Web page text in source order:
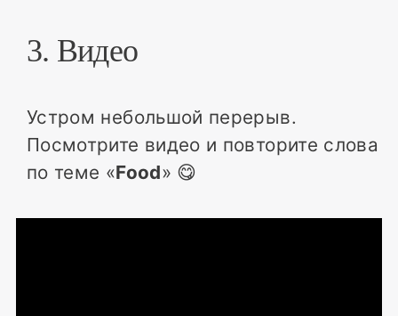
3. Видео
Устром небольшой перерыв.
Посмотрите видео и повторите слова
по теме «Food» 😋